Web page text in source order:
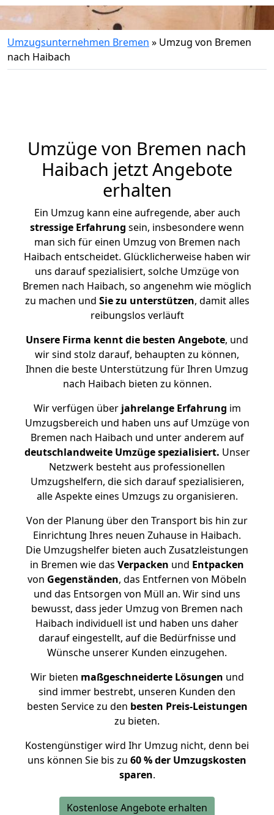
Umzugsunternehmen Bremen » Umzug von Bremen
nach Haibach
Umzüge von Bremen nach
Haibach jetzt Angebote
erhalten
Ein Umzug kann eine aufregende, aber auch
stressige Erfahrung sein, insbesondere wenn
man sich für einen Umzug von Bremen nach
Haibach entscheidet. Glücklicherweise haben wir
uns darauf spezialisiert, solche Umzüge von
Bremen nach Haibach, so angenehm wie möglich
zu machen und Sie zu unterstützen, damit alles
reibungslos verläuft
Unsere Firma kennt die besten Angebote, und
wir sind stolz darauf, behaupten zu können,
Ihnen die beste Unterstützung für Ihren Umzug
nach Haibach bieten zu können.
Wir verfügen überjahrelange Erfahrung im
Umzugsbereich und haben uns auf Umzüge von
Bremen nach Haibach und unter anderem auf
deutschlandweite Umzüge spezialisiert. Unser
Netzwerk besteht aus professionellen
Umzugshelfern, die sich darauf spezialisieren,
alle Aspekte eines Umzugs zu organisieren.
Von der Planung über den Transport bis hin zur
Einrichtung Ihres neuen Zuhause in Haibach.
Die Umzugshelfer bieten auch Zusatzleistungen
in Bremen wie das Verpacken und Entpacken
von Gegenständen, das Entfernen von Möbeln
und das Entsorgen von Müll an. Wir sind uns
bewusst, dass jeder Umzug von Bremen nach
Haibach individuell ist und haben uns daher
darauf eingestellt, auf die Bedürfnisse und
Wünsche unserer Kunden einzugehen.
Wir bieten maßgeschneiderte Lösungen und
sind immer bestrebt, unseren Kunden den
besten Service zu den besten Preis-Leistungen
zu bieten.
Kostengünstiger wird Ihr Umzug nicht, denn bei
uns können Sie bis zu 60 % der Umzugskosten
sparen.
Kostenlose Angebote erhalten